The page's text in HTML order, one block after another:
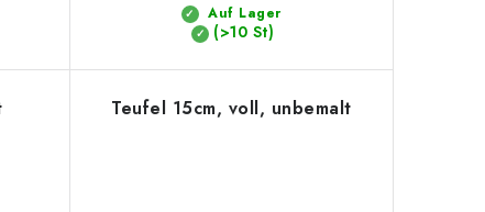
Auf Lager
(>10 St)
Teufel 15cm, voll, unbemalt